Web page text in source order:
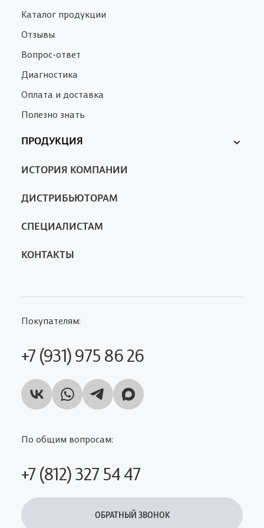
Каталог продукции
Отзывы
Вопрос-ответ
Диагностика
Оплата и доставка
Полезно знать
ПРОДУКЦИЯ
Ферменкол
ИСТОРИЯ КОМПАНИИ
ДИСТРИБЬЮТОРАМ
СПЕЦИАЛИСТАМ
КОНТАКТЫ
Покупателям:
+7 (931) 975 86 26
По общим вопросам:
+7 (812) 327 54 47
ОБРАТНЫЙ ЗВОНОК
1 890 ₽